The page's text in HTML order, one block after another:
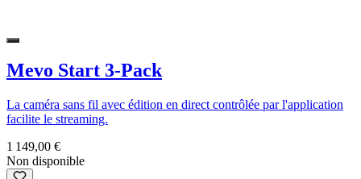
Mevo Start 3-Pack
La caméra sans fil avec édition en direct contrôlée par l'application
facilite le streaming.
1 149,00 €
Non disponible